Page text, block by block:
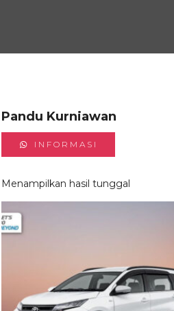
Pandu Kurniawan
INFORMASI
Menampilkan hasil tunggal